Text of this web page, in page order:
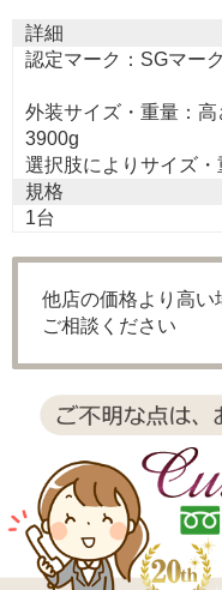
詳細
認定マーク：SGマーク
外装サイズ・重量：
3900g
選択肢によりサイズ・
規格
1台
他店の価格より高い
ご相談ください